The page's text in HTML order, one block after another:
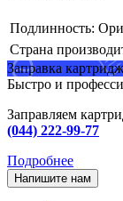
Подлинность:
Страна
Заправка
Быстро и
Заправляем
(044) 222-99-77
Подробнее
Напишите нам